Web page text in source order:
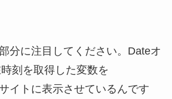
分に注目してください。Dateオ
刻を取得した変数を
イトに表示させているんです